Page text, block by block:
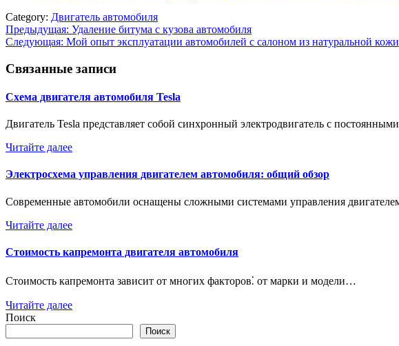
Category: Двигатель автомобиля
Навигация
по
записям
Предыдущая: Удаление битума с кузова автомобиля
Следующая: Мой опыт эксплуатации автомобилей с салоном из натуральной кожи
Связанные записи
Схема двигателя автомобиля Tesla
Двигатель Tesla представляет собой синхронный электродвигатель с
Читайте далее
Электросхема управления двигателем автомобиля: общий обзор
Современные автомобили оснащены сложными системами управления
Читайте далее
Стоимость капремонта двигателя автомобиля
Стоимость капремонта зависит от многих факторов⁚ от марки и модели…
Читайте далее
Поиск
Поиск